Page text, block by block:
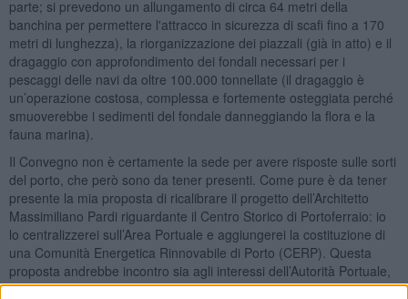
parte; si prevedono un allungamento di circa 64 metri della
banchina per permettere l'attracco in sicurezza di scafi fino a 170
metri di lunghezza), la riorganizzazione dei piazzali (già in atto) e il
dragaggio con approfondimento dei fondali necessari per i
pescaggi delle navi da oltre 100.000 tonnellate (il dragaggio è
un’operazione costosa, complessa e fortemente osteggiata perché
smuoverebbe i sedimenti del fondale danneggiando la flora e la
fauna marina).
Il Convegno non è certamente la sede per avere risposte sulle sorti
del porto, che però sono da tener presenti. Come pure è da tener
presente la mia proposta di ricalibrare il progetto dell’Architetto
Massimiliano Pardi riguardante il Centro Storico di Portoferraio: io
lo centralizzerei sull’Area Portuale e aggiungerei la costituzione di
una Comunità Energetica Rinnovabile di Porto (CERP). Questa
proposta andrebbe incontro sia agli interessi dell’Autorità Portuale,
sia di Terna, sia del Sindaco e dei Cittadini di Portoferraio: